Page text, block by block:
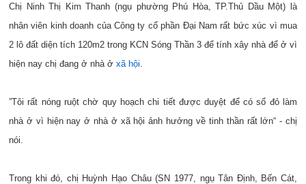
Chị Ninh Thị Kim Thanh (ngụ phường Phú Hòa, TP.Thủ Dầu Một) là
nhân viên kinh doanh của Công ty cổ phần Đại Nam rất bức xúc vì mua
2 lô đất diện tích 120m2 trong KCN Sóng Thần 3 để tính xây nhà để ở vì
hiện nay chị đang ở nhà ở xã hội.
”Tôi rất nóng ruột chờ quy hoạch chi tiết được duyệt để có sổ đỏ làm
nhà ở vì hiện nay ở nhà ở xã hội ảnh hưởng về tinh thần rất lớn“ - chị
nói.
Trong khi đó, chị Huỳnh Hạo Châu (SN 1977, ngụ Tân Định, Bến Cát,